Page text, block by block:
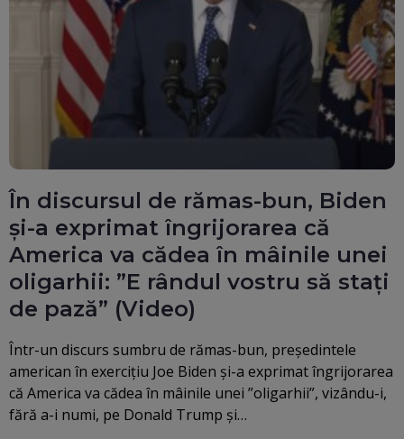
În discursul de rămas-bun, Biden
și-a exprimat îngrijorarea că
America va cădea în mâinile unei
oligarhii: ”E rândul vostru să stați
de pază” (Video)
Într-un discurs sumbru de rămas-bun, președintele
american în exercițiu Joe Biden și-a exprimat îngrijorarea
că America va cădea în mâinile unei ”oligarhii”, vizându-i,
fără a-i numi, pe Donald Trump și…